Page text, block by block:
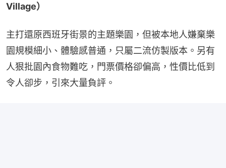
Village）
主打還原西班牙街景的主題樂園，但被本地人嫌棄樂
園規模細小、體驗感普通，只屬二流仿製版本。另有
人狠批園內食物難吃，門票價格卻偏高，性價比低到
令人卻步，引來大量負評。